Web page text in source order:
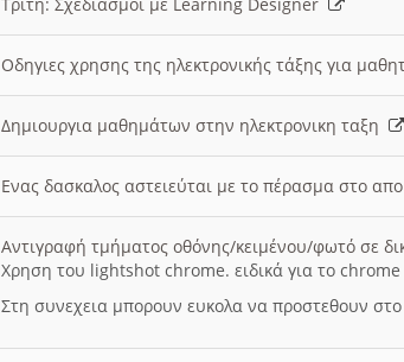
Οδηγιες χρησης της ηλεκτρονικής τάξης για
Δημιουργια μαθημάτων στην ηλεκτρονικη ταξη
Ενας δασκαλος αστειεύται με το πέρασμα στο
Αντιγραφή τμήματος οθόνης/κειμένου/φωτό σε
Χρηση του lightshot chrome. ειδικά για το chrome
Στη συνεχεια μπορουν ευκολα να προστεθουν